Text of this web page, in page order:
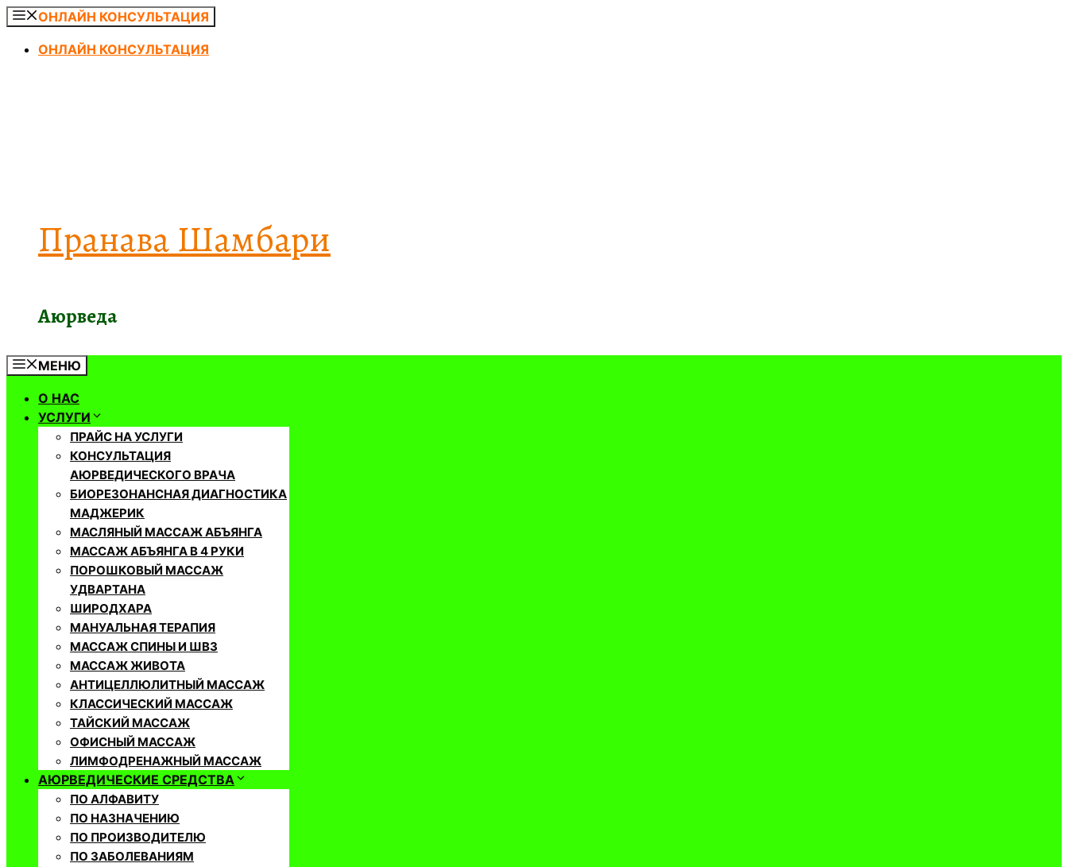
Перейти
содержимому
ОНЛАЙН КОНСУЛЬТАЦИЯ
ОНЛАЙН КОНСУЛЬТАЦИЯ
Пранава Шамбари
Аюрведа
МЕНЮ
О НАС
УСЛУГИ
ПРАЙС НА УСЛУГИ
КОНСУЛЬТАЦИЯ
АЮРВЕДИЧЕСКОГО ВРАЧА
БИОРЕЗОНАНСНАЯ ДИАГНОСТИКА
МАДЖЕРИК
МАСЛЯНЫЙ МАССАЖ АБЪЯНГА
МАССАЖ АБЪЯНГА В 4 РУКИ
ПОРОШКОВЫЙ МАССАЖ
УДВАРТАНА
ШИРОДХАРА
МАНУАЛЬНАЯ ТЕРАПИЯ
МАССАЖ СПИНЫ И ШВЗ
МАССАЖ ЖИВОТА
АНТИЦЕЛЛЮЛИТНЫЙ МАССАЖ
КЛАССИЧЕСКИЙ МАССАЖ
ТАЙСКИЙ МАССАЖ
ОФИСНЫЙ МАССАЖ
ЛИМФОДРЕНАЖНЫЙ МАССАЖ
АЮРВЕДИЧЕСКИЕ СРЕДСТВА
ПО АЛФАВИТУ
ПО НАЗНАЧЕНИЮ
ПО ПРОИЗВОДИТЕЛЮ
ПО ЗАБОЛЕВАНИЯМ